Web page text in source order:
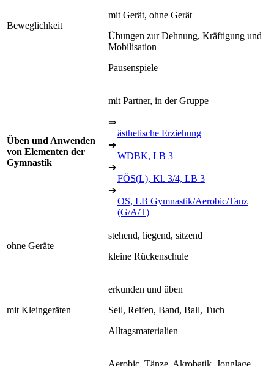
Beweglichkeit
mit Gerät, ohne Gerät
Übungen zur Dehnung, Kräftigung und
Mobilisation
Pausenspiele
Üben und Anwenden
von Elementen der
Gymnastik
mit Partner, in der Gruppe
⇒
ästhetische Erziehung
➔
WDBK, LB 3
➔
FÖS(L), Kl. 3/4, LB 3
➔
OS, LB Gymnastik/Aerobic/Tanz
(G/A/T)
ohne Geräte
stehend, liegend, sitzend
kleine Rückenschule
mit Kleingeräten
erkunden und üben
Seil, Reifen, Band, Ball, Tuch
Alltagsmaterialien
Aerobic, Tänze, Akrobatik, Jonglage